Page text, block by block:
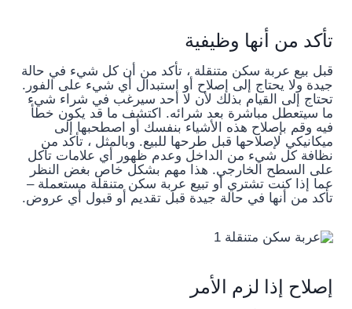
تأكد من أنها وظيفية
قبل بيع عربة سكن متنقلة ، تأكد من أن كل شيء في حالة
جيدة ولا يحتاج إلى إصلاح أو استبدال أي شيء على الفور.
تحتاج إلى القيام بذلك لأن لا أحد سيرغب في شراء شيء
ما سيتعطل مباشرة بعد شرائه. اكتشف ما قد يكون خطأ
فيه وقم بإصلاح هذه الأشياء بنفسك أو اصطحبها إلى
ميكانيكي لإصلاحها قبل طرحها للبيع. وبالمثل ، تأكد من
نظافة كل شيء من الداخل وعدم ظهور أي علامات تآكل
على السطح الخارجي. هذا مهم بشكل خاص بغض النظر
عما إذا كنت تشتري أو تبيع عربة سكن متنقلة مستعملة –
تأكد من أنها في حالة جيدة قبل تقديم أو قبول أي عروض.
إصلاح إذا لزم الأمر